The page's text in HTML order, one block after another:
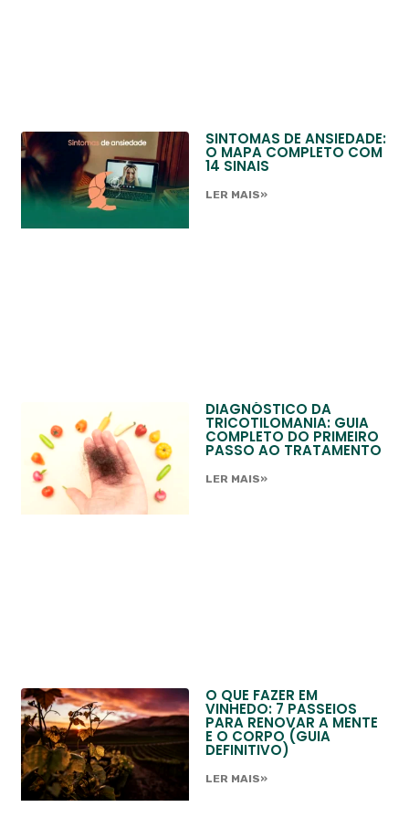
SINTOMAS DE ANSIEDADE:
O MAPA COMPLETO COM
14 SINAIS
LER MAIS»
DIAGNÓSTICO DA
TRICOTILOMANIA: GUIA
COMPLETO DO PRIMEIRO
PASSO AO TRATAMENTO
LER MAIS»
O QUE FAZER EM
VINHEDO: 7 PASSEIOS
PARA RENOVAR A MENTE
E O CORPO (GUIA
DEFINITIVO)
LER MAIS»